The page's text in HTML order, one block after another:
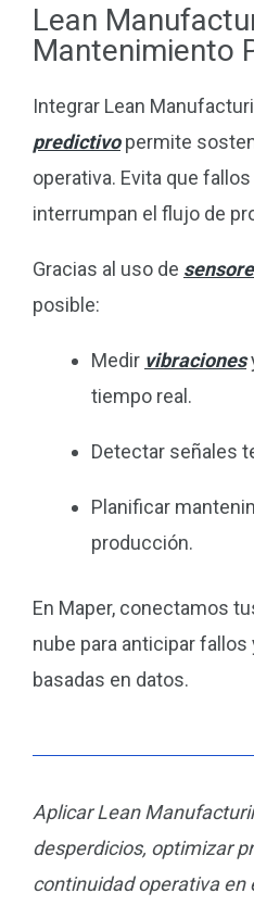
Lean
Mantenimiento
Integrar Lean
predictivopermite
operativa. Evita que
interrumpan el flujo de
Gracias al uso de
posible:
Medir vibraciones
tiempo real.
Detectar señales
Planificar
producción.
En Maper, conectamos
nube para anticipar
basadas en datos.
Aplicar Lean
desperdicios, optimizar
continuidad operativa en